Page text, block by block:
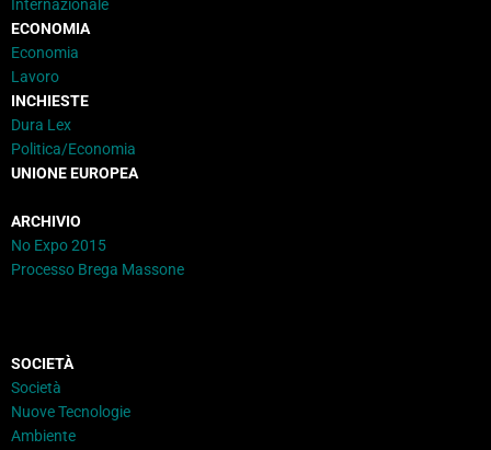
Internazionale
ECONOMIA
Economia
Lavoro
INCHIESTE
Dura Lex
Politica/Economia
UNIONE EUROPEA
ARCHIVIO
No Expo 2015
Processo Brega Massone
SOCIETÀ
Società
Nuove Tecnologie
Ambiente